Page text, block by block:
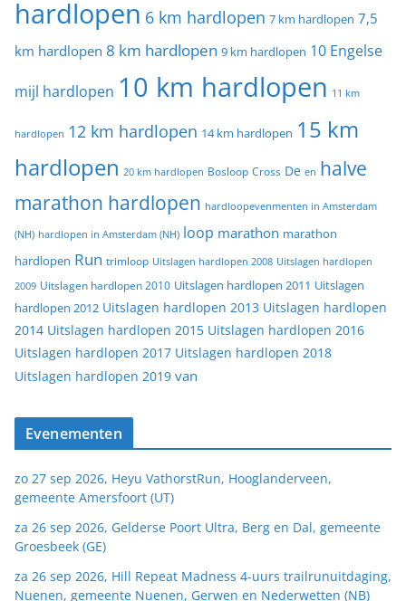
hardlopen 6 km hardlopen 7 km hardlopen 7,5
km hardlopen 8 km hardlopen 9 km hardlopen 10 Engelse
mijl hardlopen 10 km hardlopen 11 km
hardlopen 12 km hardlopen 14 km hardlopen 15 km
hardlopen 20 km hardlopen Bosloop Cross De en halve
marathon hardlopen hardloopevenmenten in Amsterdam
(NH) hardlopen in Amsterdam (NH) loop marathon marathon
hardlopen Run trimloop Uitslagen hardlopen 2008 Uitslagen hardlopen
2009 Uitslagen hardlopen 2010 Uitslagen hardlopen 2011 Uitslagen
hardlopen 2012 Uitslagen hardlopen 2013 Uitslagen hardlopen
2014 Uitslagen hardlopen 2015 Uitslagen hardlopen 2016
Uitslagen hardlopen 2017 Uitslagen hardlopen 2018
Uitslagen hardlopen 2019 van
Evenementen
zo 27 sep 2026, Heyu VathorstRun, Hooglanderveen,
gemeente Amersfoort (UT)
za 26 sep 2026, Gelderse Poort Ultra, Berg en Dal, gemeente
Groesbeek (GE)
za 26 sep 2026, Hill Repeat Madness 4-uurs trailrunuitdaging,
Nuenen, gemeente Nuenen, Gerwen en Nederwetten (NB)